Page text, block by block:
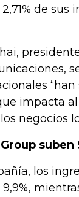
de sus
impacta
negocios
suben
los